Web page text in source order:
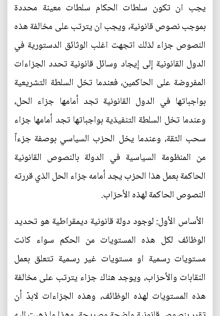
يجب ان تكون سلطات الحكام سلطات معينة محددة
بموجب نصوص قانونية، ويجب ان يترتب على مخالفة هذه
النصوص جزاء لذلك اتجهت اغلب الوثائق الدستورية في
الدول القانونية إلى إيجاد وسائل قانونية تحدد الجزاءات
المفروضة على الحاكمين، فعندما تخل السلطة التشريعية
بواجباتها في الدول القانونية تجد أمامها جزاء الحل،
وعندما تخل السلطة التنفيذية بواجباتها تجد أمامها جزاء
سحب الثقة، وعندما يخل الحزب السياسي بوصفة جزءاً
من المنظومة السياسية في الدولة بالنصوص القانونية
الحاكمة بعمل هذا الحزب يجد أمامه جزاء الحل الذي قررته
النصوص الحاكمة لهذه الأحزاب.
الأساس الأول: لوجود دولة قانونية ديمقراطية هو تحديد
الوظائف لكل هذه المستويات من الحكم سواء كانت
مستويات رسمية او مستويات غير رسمية تتعلق بعمل
النقابات والأحزاب، ويوجد هناك جزاء يترتب على مخالفة
هذه المستويات لهذه الوظائف، وهذه الجزاءات لابدّ أن